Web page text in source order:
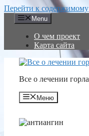
Перейти к содержимому
Menu
О чем проект
Карта сайта
Все о лечении горла
Меню